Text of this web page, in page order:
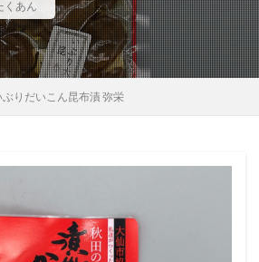
くあん
ぶりだいこん昆布漬 弥栄